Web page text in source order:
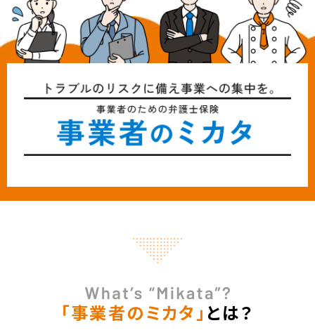
「事業者のミカタ」 とは？